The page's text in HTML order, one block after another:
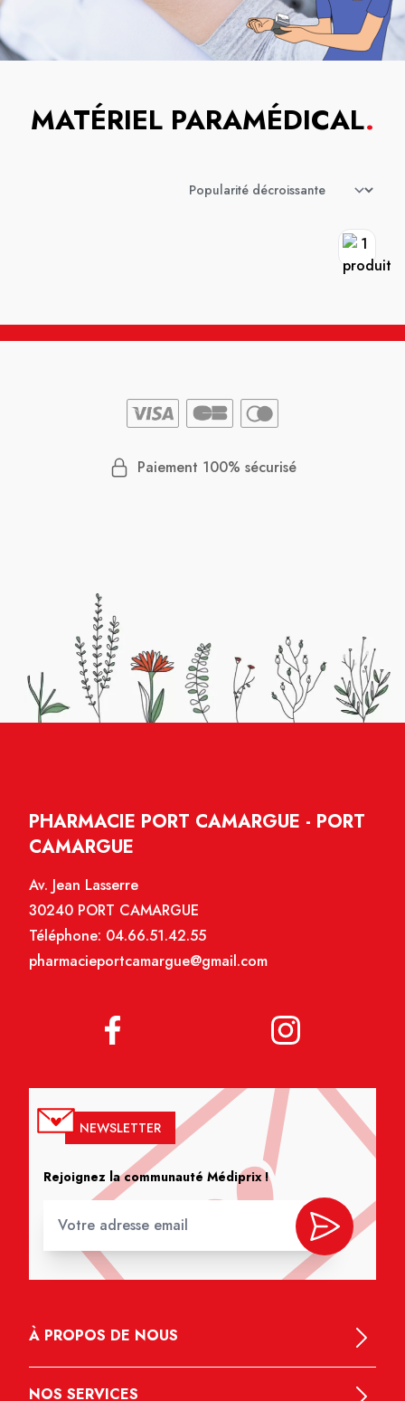
MATÉRIEL PARAMÉDICAL.
Paiement 100% sécurisé
PHARMACIE PORT CAMARGUE - PORT
CAMARGUE
Av. Jean Lasserre
30240 PORT CAMARGUE
Téléphone: 04.66.51.42.55
pharmacieportcamargue@gmail.com
NEWSLETTER
Rejoignez la communauté Médiprix !
À PROPOS DE NOUS
NOS SERVICES